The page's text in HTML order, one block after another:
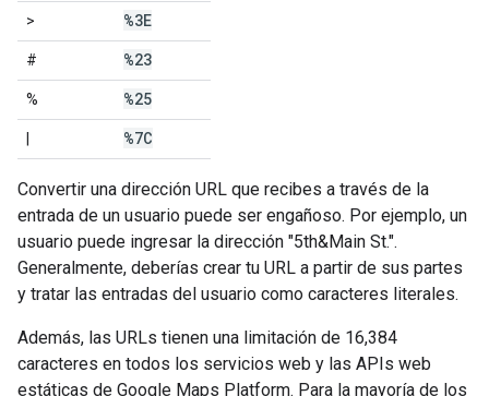
> %3E
# %23
% %25
%7C
Convertir una dirección URL que recibes a través de la
entrada de un usuario puede ser engañoso. Por ejemplo, un
usuario puede ingresar la dirección "5th&Main St.".
Generalmente, deberías crear tu URL a partir de sus partes
y tratar las entradas del usuario como caracteres literales.
Además, las URLs tienen una limitación de 16,384
caracteres en todos los servicios web y las APIs web
estáticas de Google Maps Platform. Para la mayoría de los